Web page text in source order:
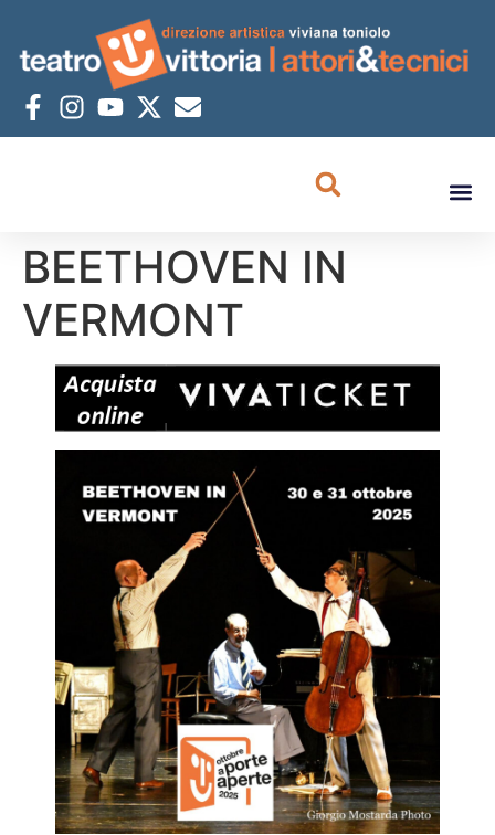
BEETHOVEN IN
VERMONT